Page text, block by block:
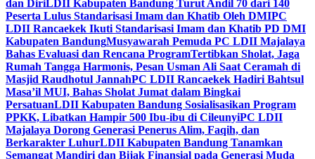
dan DiriLDII Kabupaten Bandung Turut Andil 70 dari 140
Peserta Lulus Standarisasi Imam dan Khatib Oleh DMIPC
LDII Rancaekek Ikuti Standarisasi Imam dan Khatib PD DMI
Kabupaten BandungMusyawarah Pemuda PC LDII Majalaya
Bahas Evaluasi dan Rencana ProgramTertibkan Sholat, Jaga
Rumah Tangga Harmonis, Pesan Usman Ali Saat Ceramah di
Masjid Raudhotul JannahPC LDII Rancaekek Hadiri Bahtsul
Masa’il MUI, Bahas Sholat Jumat dalam Bingkai
PersatuanLDII Kabupaten Bandung Sosialisasikan Program
PPKK, Libatkan Hampir 500 Ibu-ibu di CileunyiPC LDII
Majalaya Dorong Generasi Penerus Alim, Faqih, dan
Berkarakter LuhurLDII Kabupaten Bandung Tanamkan
Semangat Mandiri dan Bijak Finansial pada Generasi Muda